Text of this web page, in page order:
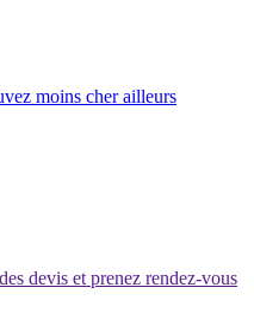
moins cher ailleurs
devis et prenez rendez-vous